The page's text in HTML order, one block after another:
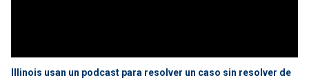
Illinois usan un podcast para resolver un caso sin resolver de